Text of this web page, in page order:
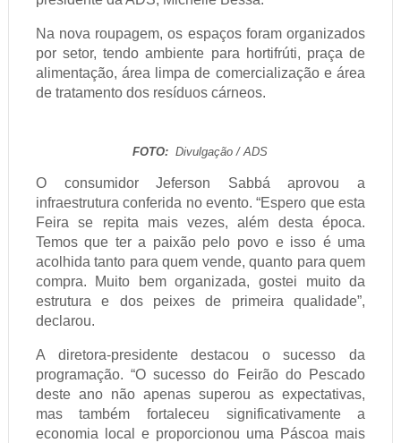
Na nova roupagem, os espaços foram organizados
por setor, tendo ambiente para hortifrúti, praça de
alimentação, área limpa de comercialização e área
de tratamento dos resíduos cárneos.
FOTO: Divulgação / ADS
O consumidor Jeferson Sabbá aprovou a
infraestrutura conferida no evento. “Espero que esta
Feira se repita mais vezes, além desta época.
Temos que ter a paixão pelo povo e isso é uma
acolhida tanto para quem vende, quanto para quem
compra. Muito bem organizada, gostei muito da
estrutura e dos peixes de primeira qualidade”,
declarou.
A diretora-presidente destacou o sucesso da
programação. “O sucesso do Feirão do Pescado
deste ano não apenas superou as expectativas,
mas também fortaleceu significativamente a
economia local e proporcionou uma Páscoa mais